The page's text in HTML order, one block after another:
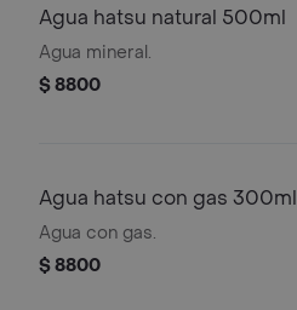
Agua hatsu natural 500ml
Agua mineral.
$ 8800
Agua hatsu con gas 300ml
Agua con gas.
$ 8800